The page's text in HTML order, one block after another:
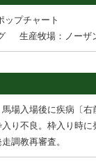
ップチャート
生産牧場：ノーザ
場入場後に疾病〔
り不良。枠入り時
調教再審査。